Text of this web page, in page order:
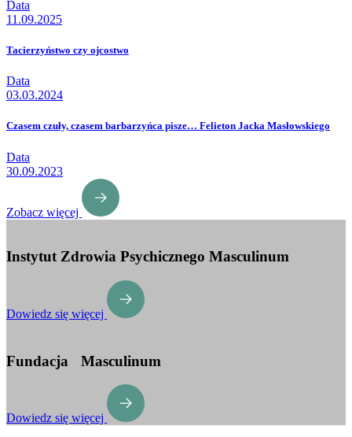
Data
11.09.2025
Tacierzyństwo czy ojcostwo
Data
03.03.2024
Czasem czuły, czasem barbarzyńca pisze… Felieton Jacka Masłowskiego
Data
30.09.2023
Zobacz więcej
Instytut Zdrowia Psychicznego Masculinum
Dowiedz się więcej
Fundacja Masculinum
Dowiedz się więcej